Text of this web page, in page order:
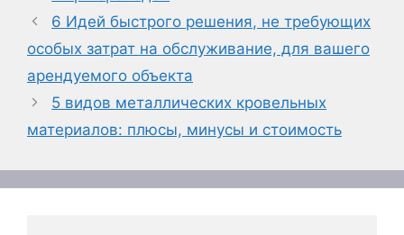
6 Идей быстрого решения, не требующих
особых затрат на обслуживание, для вашего
арендуемого объекта
5 видов металлических кровельных
материалов: плюсы, минусы и стоимость